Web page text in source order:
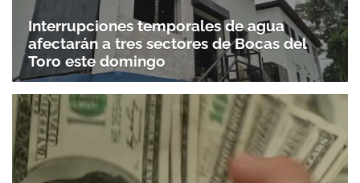
Interrupciones temporales de agua
afectarán a tres sectores de Bocas del
Toro este domingo